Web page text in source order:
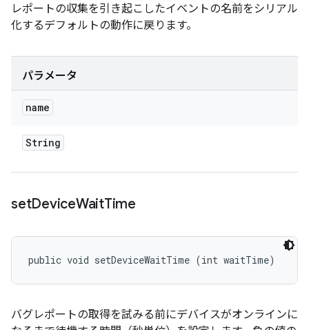
レポートの収集を引き起こしたイベントの名前をシリアル
化するデフォルトの動作に戻ります。
パラメータ
name
String
setDeviceWaitTime
public void setDeviceWaitTime (int waitTime)
バグレポートの取得を試みる前にデバイスがオンラインに